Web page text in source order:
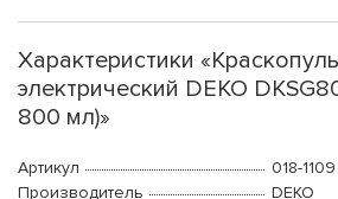
Характеристики
электрический DEKO
800 мл)»
Артикул
018-1109
Производитель
DEKO